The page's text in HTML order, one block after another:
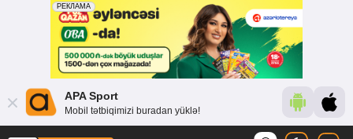
APA Sport
Mobil tətbiqimizi buradan yüklə!